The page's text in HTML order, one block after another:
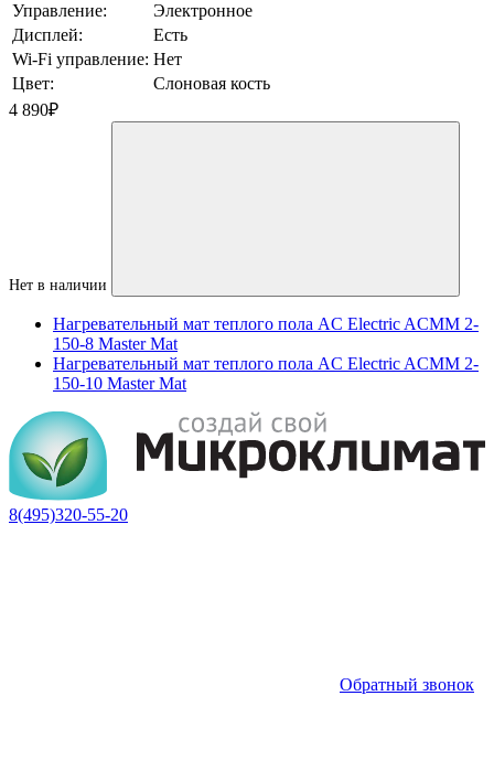
Управление:
Электронное
Дисплей:
Есть
Wi-Fi управление: Нет
Цвет:
Слоновая кость
4 890₽
Нет в наличии
Нагревательный мат теплого пола AC Electric ACMM 2-
150-8 Master Mat
Нагревательный мат теплого пола AC Electric ACMM 2-
150-10 Master Mat
8(495)320-55-20
Обратный звонок